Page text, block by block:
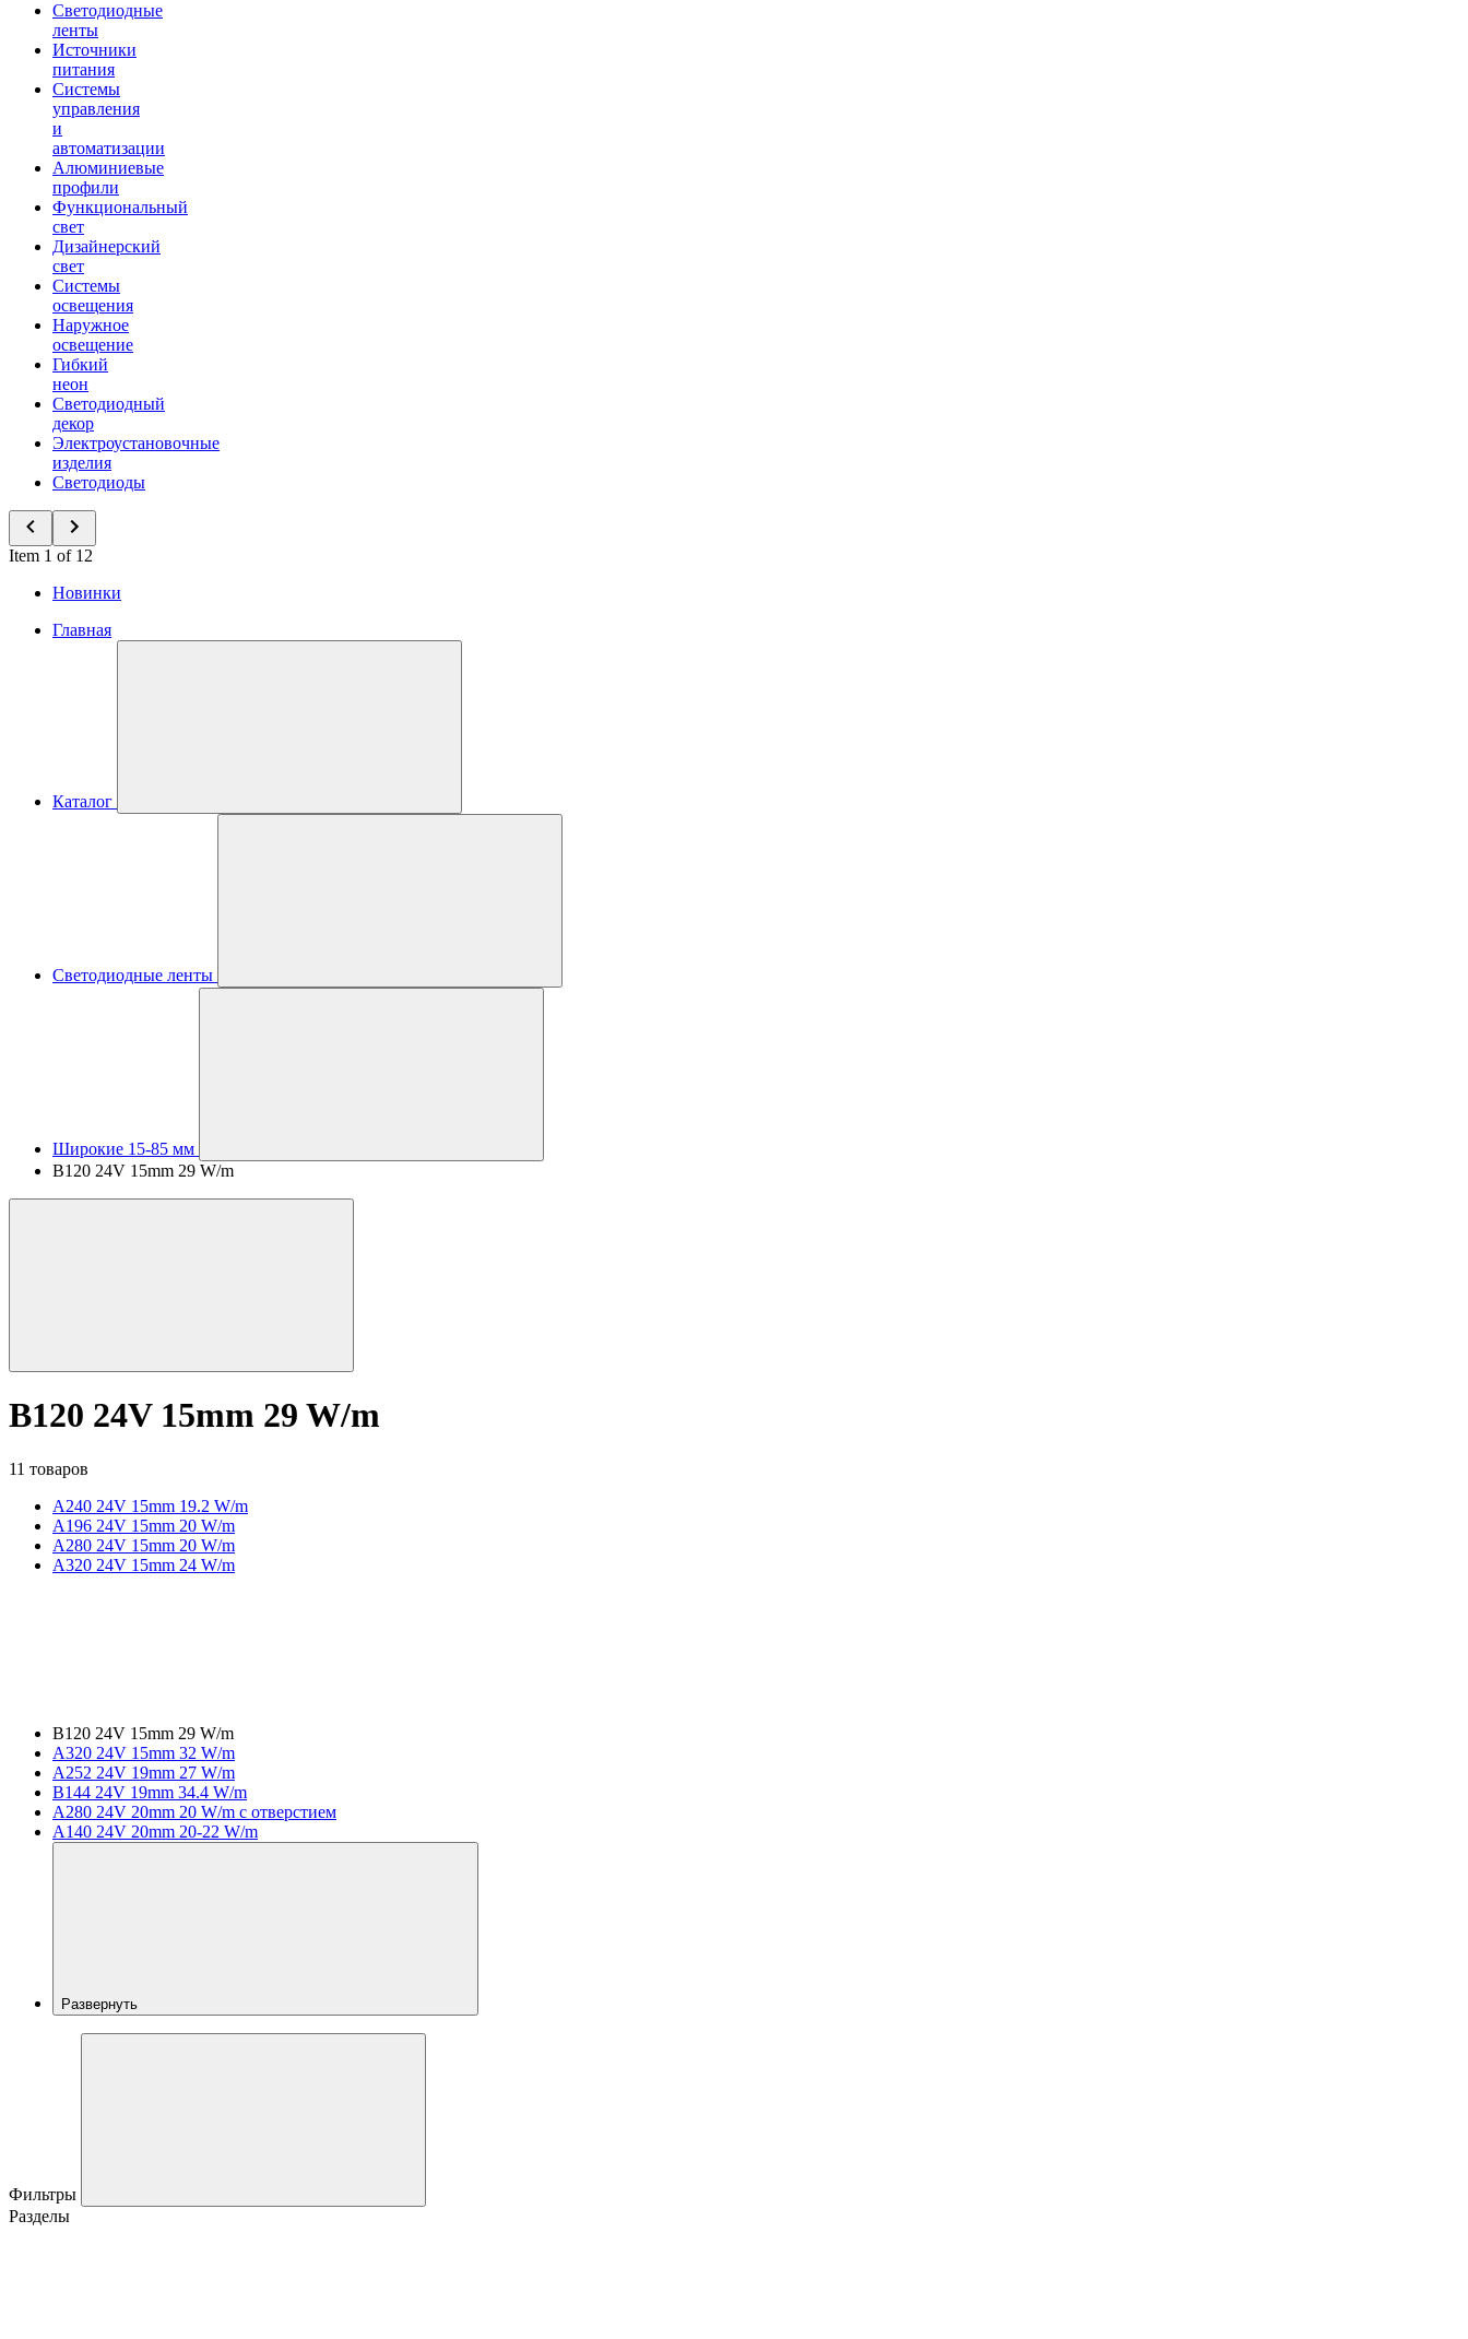
Светодиодные
ленты
Источники
питания
Системы
управления
и
автоматизации
Алюминиевые
профили
Функциональный
свет
Дизайнерский
свет
Системы
освещения
Наружное
освещение
Гибкий
неон
Светодиодный
декор
Электроустановочные
изделия
Светодиоды
Item 1 of 12
Новинки
Главная
Каталог
Светодиодные ленты
Широкие 15-85 мм
B120 24V 15mm 29 W/m
B120 24V 15mm 29 W/m
11 товаров
A240 24V 15mm 19.2 W/m
A196 24V 15mm 20 W/m
A280 24V 15mm 20 W/m
A320 24V 15mm 24 W/m
B120 24V 15mm 29 W/m
A320 24V 15mm 32 W/m
A252 24V 19mm 27 W/m
B144 24V 19mm 34.4 W/m
A280 24V 20mm 20 W/m с отверстием
A140 24V 20mm 20-22 W/m
Развернуть
Фильтры
Разделы